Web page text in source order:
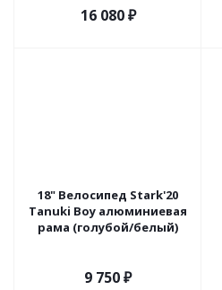
16 080₽
18" Велосипед Stark'20
Tanuki Boy алюминиевая
рама (голубой/белый)
9 750₽